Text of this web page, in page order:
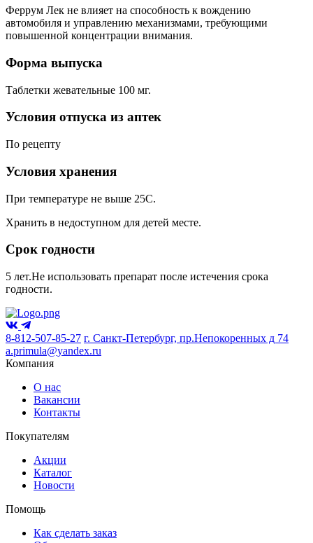
Феррум Лек не влияет на способность к вождению
автомобиля и управлению механизмами, требующими
повышенной концентрации внимания.
Форма выпуска
Таблетки жевательные 100 мг.
Условия отпуска из аптек
По рецепту
Условия хранения
При температуре не выше 25С.
Хранить в недоступном для детей месте.
Срок годности
5 лет.Не использовать препарат после истечения срока
годности.
8-812-507-85-27 г. Санкт-Петербург, пр.Непокоренных д 74
a.primula@yandex.ru
Компания
О нас
Вакансии
Контакты
Покупателям
Акции
Каталог
Новости
Помощь
Как сделать заказ